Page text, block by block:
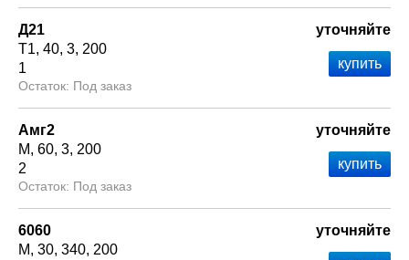
Д21
Т1 40 3 200
1
Под заказ
уточняйте
Амг2
М 60 3 200
2
Под заказ
уточняйте
6060
М 30 340 200
уточняйте